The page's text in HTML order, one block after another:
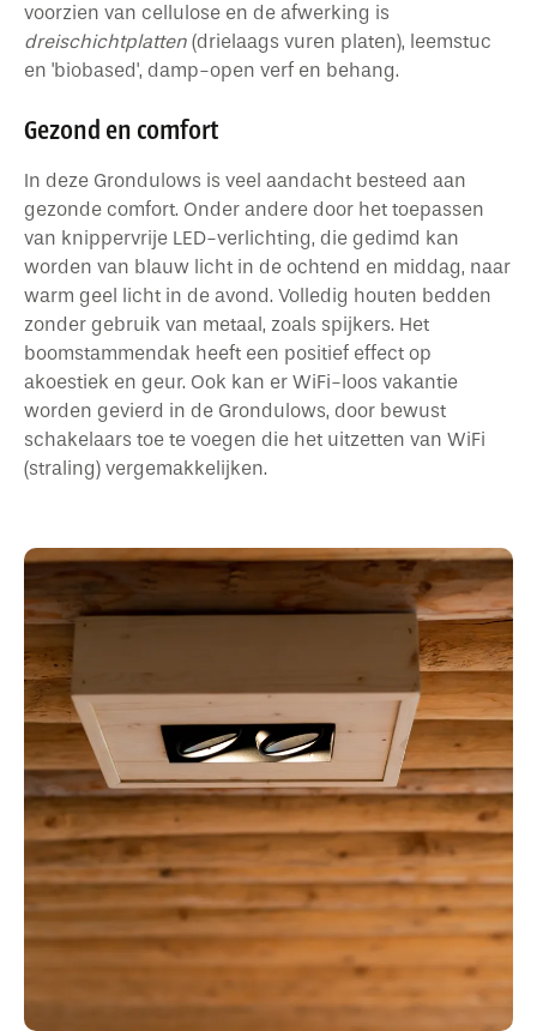
voorzien van cellulose en de afwerking is
dreischichtplatten (drielaags vuren platen), leemstuc
en 'biobased', damp-open verf en behang.
Gezond en comfort
In deze Grondulows is veel aandacht besteed aan
gezonde comfort. Onder andere door het toepassen
van knippervrije LED-verlichting, die gedimd kan
worden van blauw licht in de ochtend en middag, naar
warm geel licht in de avond. Volledig houten bedden
zonder gebruik van metaal, zoals spijkers. Het
boomstammendak heeft een positief effect op
akoestiek en geur. Ook kan er WiFi-loos vakantie
worden gevierd in de Grondulows, door bewust
schakelaars toe te voegen die het uitzetten van WiFi
(straling) vergemakkelijken.